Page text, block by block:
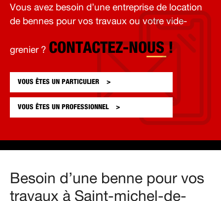
Vous avez besoin d’une entreprise de location
de bennes pour vos travaux ou votre vide-
grenier ? CONTACTEZ-NOUS !
VOUS ÊTES UN PARTICULIER
VOUS ÊTES UN PROFESSIONNEL
Besoin d’une benne pour vos
travaux à Saint-michel-de-